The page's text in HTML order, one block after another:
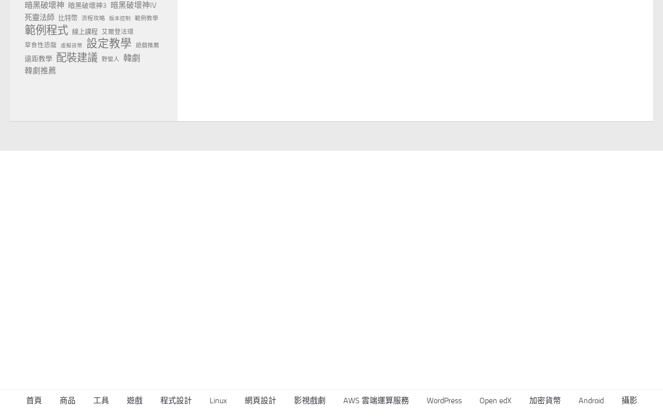
暗黑破壞神 暗黑破壞神3 暗黑破壞神IV
死靈法師 比特幣 流程攻略 版本控制 範例教學
範例程式 線上課程
艾爾登法環
草食性恐龍
虛擬貨幣 設定教學 遊戲推薦
遠距教學 配裝建議 野蠻人 韓劇
韓劇推薦
首頁 商品 工具 遊戲 程式設計 Linux 網頁設計 影視戲劇 AWS 雲端運算服務 WordPress Open edX 加密貨幣 Android 攝影